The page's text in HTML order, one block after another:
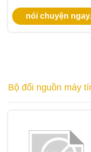
dải đèn LED với
hành 3 năm và
nói chuyện ngay.
Bộ đổi nguồn máy